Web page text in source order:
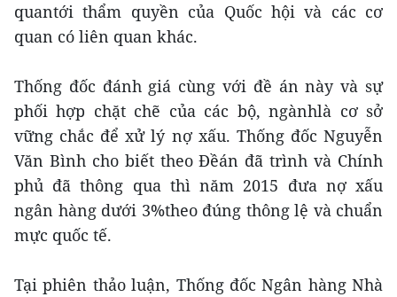
quantới thẩm quyền của Quốc hội và các cơ
quan có liên quan khác.
Thống đốc đánh giá cùng với đề án này và sự
phối hợp chặt chẽ của các bộ, ngànhlà cơ sở
vững chắc để xử lý nợ xấu. Thống đốc Nguyễn
Văn Bình cho biết theo Đềán đã trình và Chính
phủ đã thông qua thì năm 2015 đưa nợ xấu
ngân hàng dưới 3%theo đúng thông lệ và chuẩn
mực quốc tế.
Tại phiên thảo luận, Thống đốc Ngân hàng Nhà